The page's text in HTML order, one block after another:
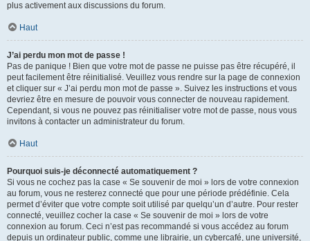
plus activement aux discussions du forum.
Haut
J’ai perdu mon mot de passe !
Pas de panique ! Bien que votre mot de passe ne puisse pas être récupéré, il
peut facilement être réinitialisé. Veuillez vous rendre sur la page de connexion
et cliquer sur « J’ai perdu mon mot de passe ». Suivez les instructions et vous
devriez être en mesure de pouvoir vous connecter de nouveau rapidement.
Cependant, si vous ne pouvez pas réinitialiser votre mot de passe, nous vous
invitons à contacter un administrateur du forum.
Haut
Pourquoi suis-je déconnecté automatiquement ?
Si vous ne cochez pas la case « Se souvenir de moi » lors de votre connexion
au forum, vous ne resterez connecté que pour une période prédéfinie. Cela
permet d’éviter que votre compte soit utilisé par quelqu’un d’autre. Pour rester
connecté, veuillez cocher la case « Se souvenir de moi » lors de votre
connexion au forum. Ceci n’est pas recommandé si vous accédez au forum
depuis un ordinateur public, comme une librairie, un cybercafé, une université,